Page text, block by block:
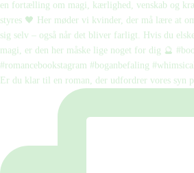
Er du klar til en roman, der udfordrer vores syn p